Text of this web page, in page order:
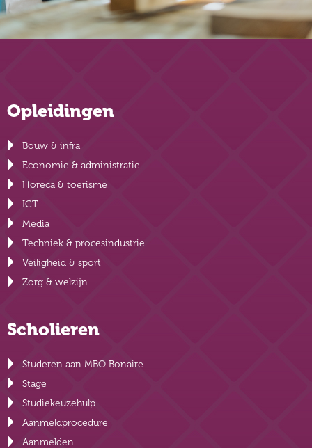
Opleidingen
Bouw & infra
Economie & administratie
Horeca & toerisme
ICT
Media
Techniek & procesindustrie
Veiligheid & sport
Zorg & welzijn
Scholieren
Studeren aan MBO Bonaire
Stage
Studiekeuzehulp
Aanmeldprocedure
Aanmelden